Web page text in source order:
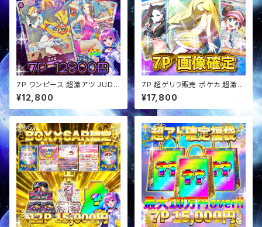
7P ワンピース 超激アツ JUDG
Eプロモ確定 オリパ
¥12,800
7P 超ゲリラ販売 ポケカ 超激ア
ツ 画像確定 オリパ
¥17,800